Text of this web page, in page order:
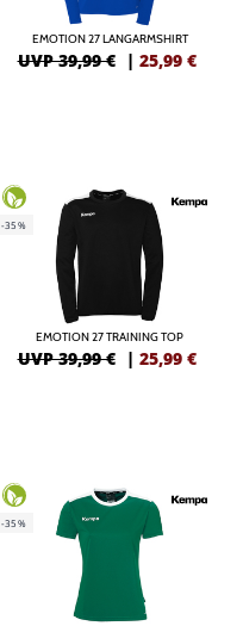
EMOTION 27 LANGARMSHIRT
UVP 39,99 € | 25,99 €
-35%
EMOTION 27 TRAINING TOP
UVP 39,99 € | 25,99 €
-35%